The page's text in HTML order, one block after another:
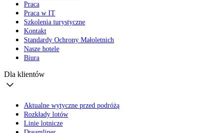
Praca
Praca w IT
Szkolenia turystyczne
Kontakt
Standardy Ochrony Małoletnich
Nasze hotele
Biura
Dla klientów
Aktualne wytyczne przed podróżą
Rozkłady lotów
Linie lotnicze